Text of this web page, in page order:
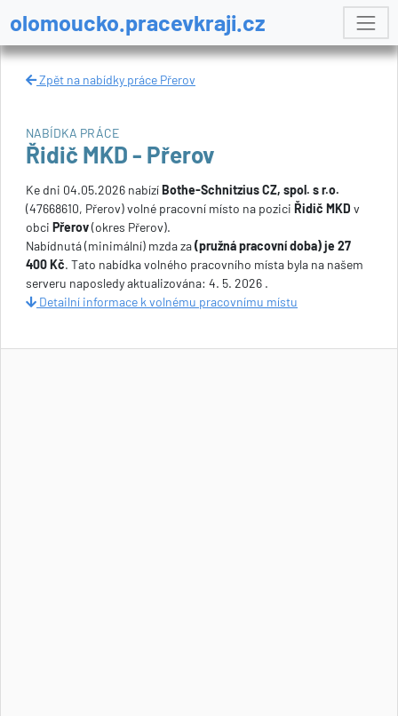
olomoucko.pracevkraji.cz
Zpět na nabídky práce Přerov
NABÍDKA PRÁCE
Řidič MKD - Přerov
Ke dni 04.05.2026 nabízíBothe-Schnitzius CZ, spol. s r.o.
(47668610, Přerov) volné pracovní místo na pozici Řidič MKD v
obci Přerov(okres Přerov).
Nabídnutá (minimální) mzda za(pružná pracovní doba) je 27
400 Kč. Tato nabídka volného pracovního místa byla na našem
serveru naposledy aktualizována: 4. 5. 2026 .
Detailní informace k volnému pracovnímu místu